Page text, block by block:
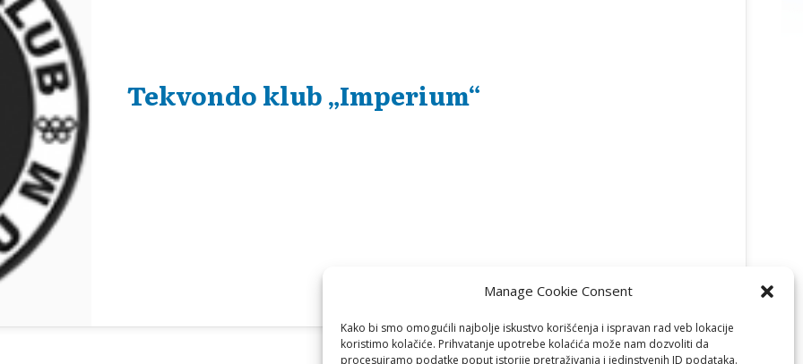
Manage Cookie Consent
Kako bi smo omogućili najbolje iskustvo korišćenja i ispravan rad veb lokacije
koristimo kolačiće. Prihvatanje upotrebe kolaćića može nam dozvoliti da
procesuiramo podatke poput istorije pretraživanja i jedinstvenih ID podataka.
Tekvondo klub „Imperium“